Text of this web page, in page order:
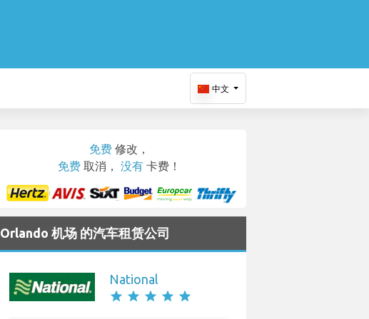
中文
免费 修改，
免费 取消， 没有 卡费！
Orlando 机场 的汽车租赁公司
National
star star star star star